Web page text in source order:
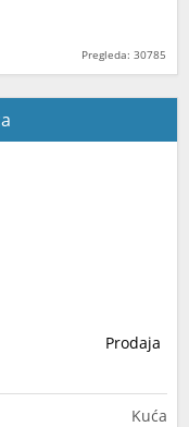
Pregleda: 30785
Prodaja
Kuća